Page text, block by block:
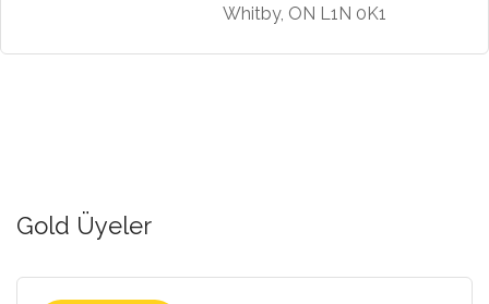
Whitby, ON L1N 0K1
Gold Üyeler